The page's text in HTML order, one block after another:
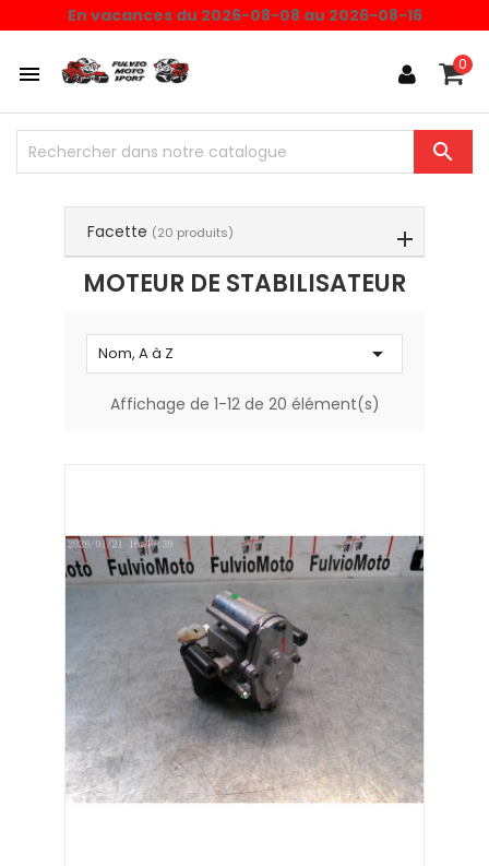
En vacances du 2026-08-08 au 2026-08-16
 0

Facette (20 produits)
MOTEUR DE STABILISATEUR
Nom, A à Z 
Affichage de 1-12 de 20 élément(s)
Choisissez une valeur...